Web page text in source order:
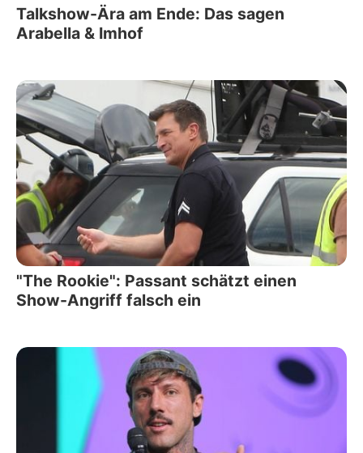
Talkshow-Ära am Ende: Das sagen
Arabella & Imhof
"The Rookie": Passant schätzt einen
Show-Angriff falsch ein